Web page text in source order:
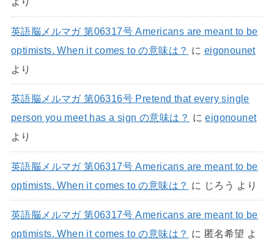
英語脳メルマガ 第06317号 Americans are meant to be
optimists. When it comes to の意味は？ に eigonounet
より
英語脳メルマガ 第06316号 Pretend that every single
person you meet has a sign の意味は？ にeigonounet
より
英語脳メルマガ 第06317号 Americans are meant to be
optimists. When it comes to の意味は？ に じろう より
英語脳メルマガ 第06317号 Americans are meant to be
optimists. When it comes to の意味は？ に 匿名希望 よ